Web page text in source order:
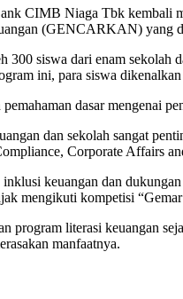
CIMB Niaga Tbk kembali
(GENCARKAN) yang
300 siswa dari enam sekolah
ini, para siswa
dasar mengenai
dan sekolah sangat
Corporate Affairs
inklusi keuangan dan
mengikuti kompetisi
program literasi keuangan
manfaatnya.